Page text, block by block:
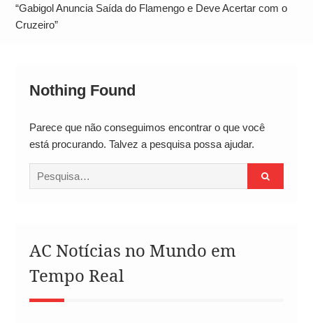
Alto
“Gabigol Anuncia Saída do Flamengo e Deve Acertar com o
Cruzeiro”
Nothing Found
Parece que não conseguimos encontrar o que você
está procurando. Talvez a pesquisa possa ajudar.
Procurar
por:
AC Notícias no Mundo em
Tempo Real